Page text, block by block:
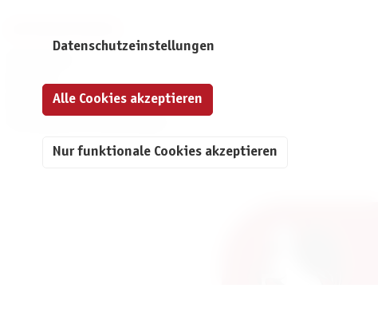
Kontakt
Datenschutz
Datenschutzeinstellungen
Nur funktionale Cookies akzeptieren
Alle Cookies akzeptieren